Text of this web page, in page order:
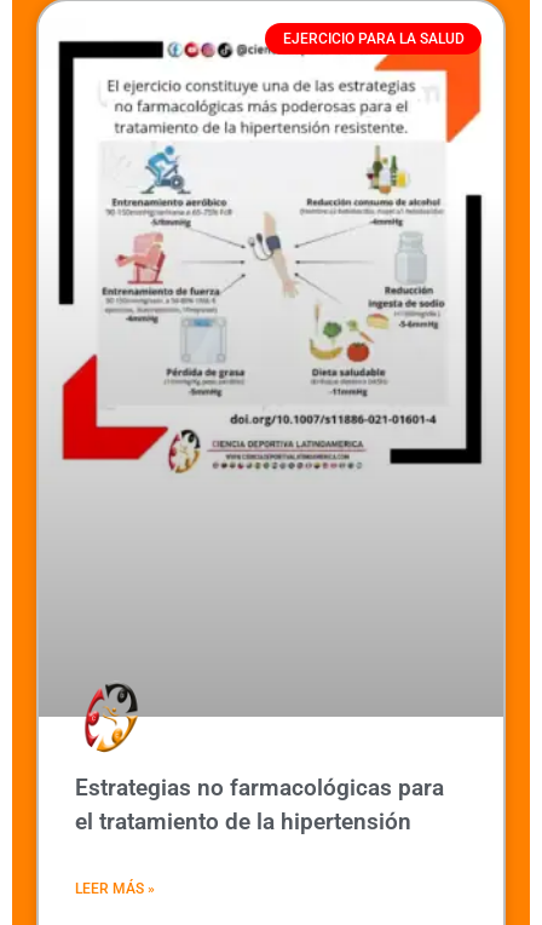
EJERCICIO PARA LA SALUD
Estrategias no farmacológicas para
el tratamiento de la hipertensión
LEER MÁS »